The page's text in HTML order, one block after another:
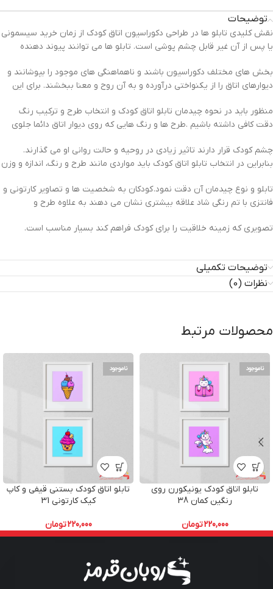
توضیحات
نقش کلیدی تابلو ها در طراحی دکوراسیون اتاق کودک از زمان خرید سیسمونی
یا پس از آن غیر قابل چشم پوشی است. تابلو ها می توانند پیوند دهنده
بخش های مختلف دکوراسیون باشند و ناهماهنگی های موجود را بپوشانند و
دیوارهای اتاق را از یکنواختی درآورده و به آن روح و معنا ببخشند. برای این
منظور باید در نحوه چیدمان تابلو اتاق کودک و انتخاب طرح و ترکیب رنگ
دقت کافی داشته باشیم .طرح ها و رنگ هایی که روی دیوار اتاق دائما جلوی
چشم کودک قرار دارند تاثیر زیادی در روحیه و حالت روانی او می گذارند.
بنابراین در انتخاب تابلو اتاق کودک باید مواردی مانند طرح و رنگ، اندازه و وزن
تابلو و نوع چیدمان آن دقت نمود. کودکان به شخصیت ها و تصاویر کارتونی و
فانتزی با تم رنگی شاد علاقه بیشتری نشان می دهند به علاوه طرح و
تصویری که زمینه خلاقیت را برای کودک فراهم کند بسیار مناسب است.
توضیحات تکمیلی
نظرات (0)
محصولات مرتبط
ناموجود
تابلو اتاق کودک یونیکورن روی
رنگین کمان 38
220,000تومان
ناموجود
تابلو اتاق کودک بستنی قیفی و کاپ
کیک کارتونی 31
220,000تومان